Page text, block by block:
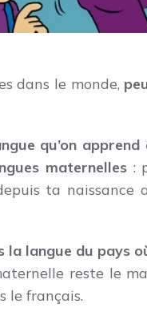
dans le monde,
qu’on
maternelles:
ta naissance
la langue du pays
reste le
le français.